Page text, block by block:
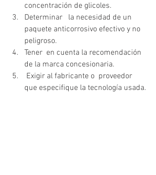
concentración de glicoles.
Determinar   la necesidad de un
paquete anticorrosivo efectivo y no
peligroso.
Tener  en cuenta la recomendación
de la marca concesionaria.
que especifique la tecnología usada.